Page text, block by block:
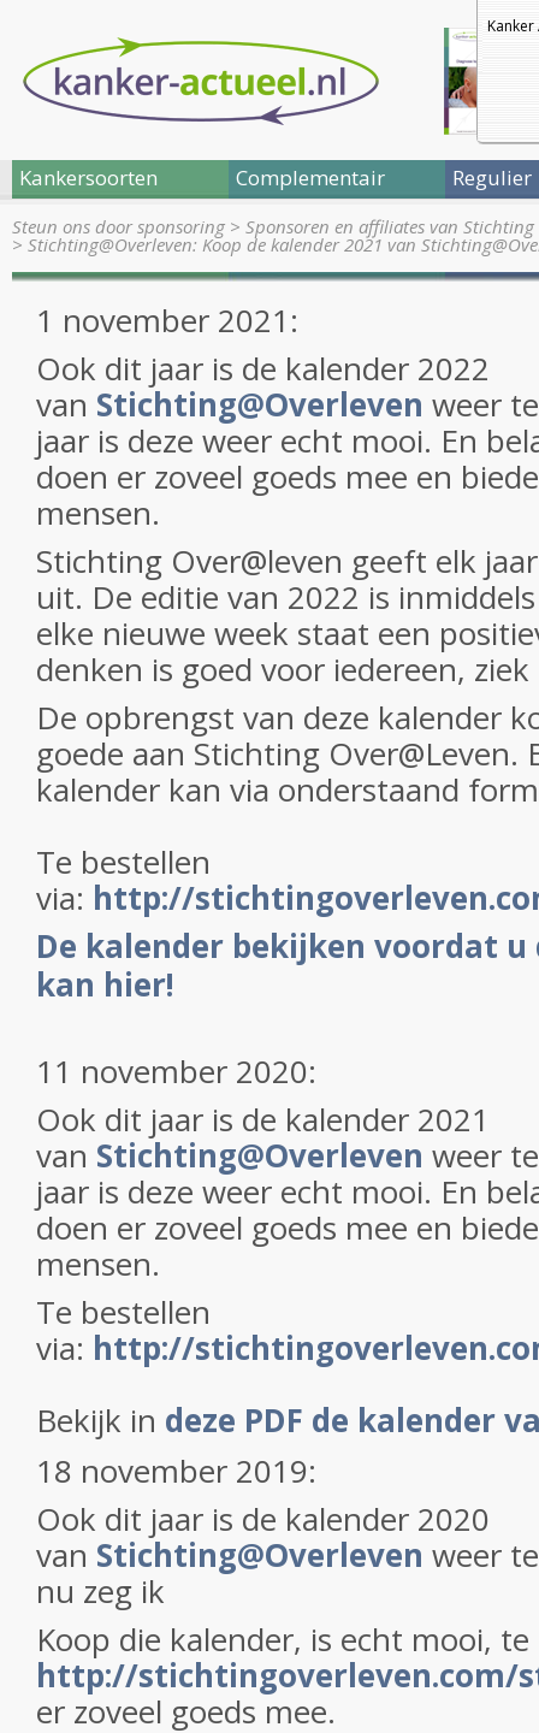
Kankersoorten Complementair Regulier
Steun ons door sponsoring > Sponsoren en affiliates van
> Stichting@Overleven: Koop de kalender 2021 van
1 november 2021:
Ook dit jaar is de kalender 2022
van Stichting@Overleven weer
jaar is deze weer echt mooi. En
doen er zoveel goeds mee en
mensen.
Stichting Over@leven geeft elk
uit. De editie van 2022 is
elke nieuwe week staat een
denken is goed voor iedereen,
De opbrengst van deze kalender
goede aan Stichting Over@Leven.
kalender kan via onderstaand
Te bestellen
via: http://
De kalender bekijken voordat u
kan hier!
11 november 2020:
Ook dit jaar is de kalender 2021
van Stichting@Overleven weer
jaar is deze weer echt mooi. En
doen er zoveel goeds mee en
mensen.
Te bestellen
via: http://
Bekijk in deze PDF de kalender
18 november 2019:
Ook dit jaar is de kalender 2020
van Stichting@Overleven weer
nu zeg ik
Koop die kalender, is echt mooi,
http://stichtingoverleven.com/
er zoveel goeds mee.